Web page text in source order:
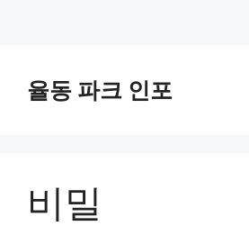
율동 파크 인포
비밀